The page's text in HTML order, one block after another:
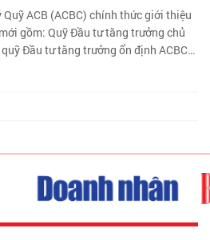
ACB (ACBC) chính thức giới thiệu
gồm: Quỹ Đầu tư tăng trưởng chủ
quỹ Đầu tư tăng trưởng ổn định ACBC